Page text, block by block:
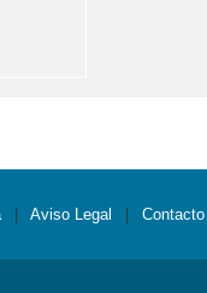
Aviso Legal Contacto